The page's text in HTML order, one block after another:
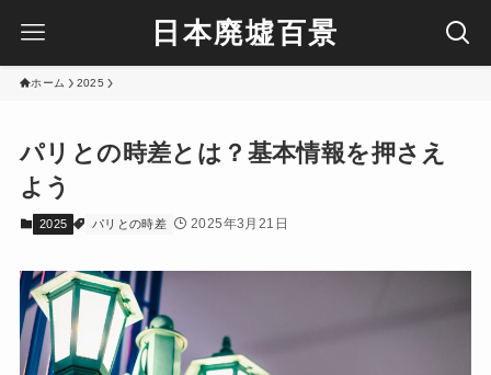
日本廃墟百景
ホーム 2025
パリとの時差とは？基本情報を押さえ
よう
2025 パリとの時差 2025年3月21日